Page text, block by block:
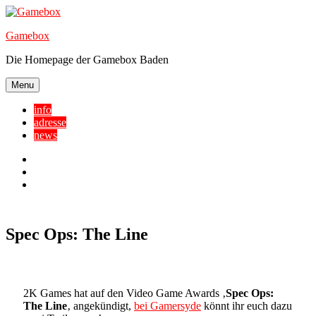
Skip
content
Gamebox
Die Homepage der Gamebox Baden
Menu
info
adresse
news
Spec Ops: The Line
2K Games hat auf den Video Game Awards ‚Spec Ops:
The Line‚ angekündigt, bei Gamersyde könnt ihr euch dazu